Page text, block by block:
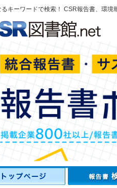
るキーワードで検索！ CSR報告書、環境